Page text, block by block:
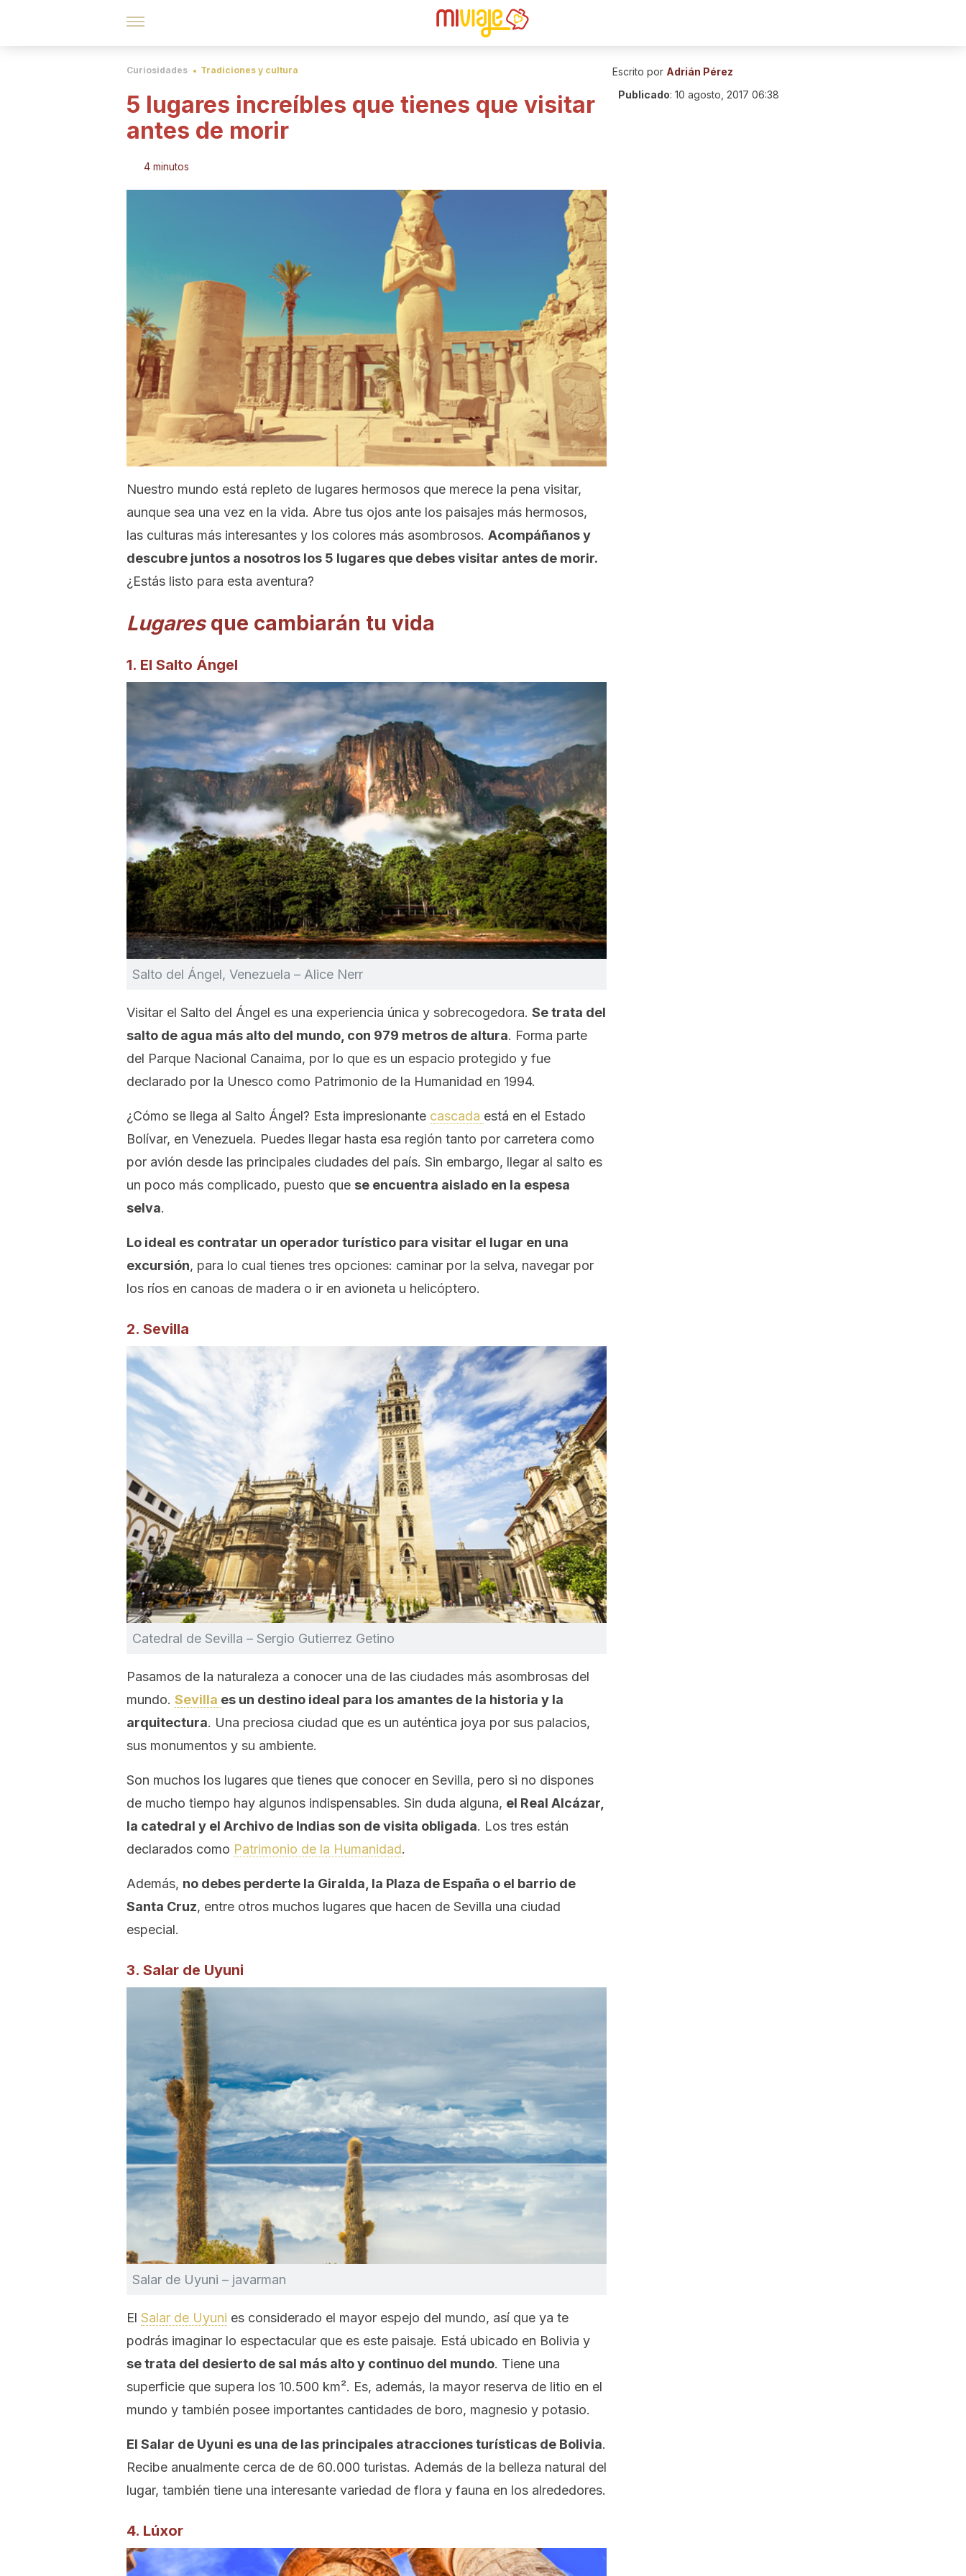
Curiosidades Tradiciones y cultura
5 lugares increíbles que tienes que visitar
antes de morir
4 minutos
Nuestro mundo está repleto de lugares hermosos que merece la pena visitar,
aunque sea una vez en la vida. Abre tus ojos ante los paisajes más hermosos,
las culturas más interesantes y los colores más asombrosos. Acompáñanos y
descubre juntos a nosotros los 5 lugares que debes visitar antes de morir.
¿Estás listo para esta aventura?
Lugaresque cambiarán tu vida
1. El Salto Ángel
Salto del Ángel, Venezuela – Alice Nerr
Visitar el Salto del Ángel es una experiencia única y sobrecogedora. Se trata del
salto de agua más alto del mundo, con 979 metros de altura. Forma parte
del Parque Nacional Canaima, por lo que es un espacio protegido y fue
declarado por la Unesco como Patrimonio de la Humanidad en 1994.
¿Cómo se llega al Salto Ángel? Esta impresionante cascada está en el Estado
Bolívar, en Venezuela. Puedes llegar hasta esa región tanto por carretera como
por avión desde las principales ciudades del país. Sin embargo, llegar al salto es
un poco más complicado, puesto que se encuentra aislado en la espesa
selva.
Lo ideal es contratar un operador turístico para visitar el lugar en una
excursión, para lo cual tienes tres opciones: caminar por la selva, navegar por
los ríos en canoas de madera o ir en avioneta u helicóptero.
2. Sevilla
Catedral de Sevilla – Sergio Gutierrez Getino
Pasamos de la naturaleza a conocer una de las ciudades más asombrosas del
mundo. Sevilla es un destino ideal para los amantes de la historia y la
arquitectura. Una preciosa ciudad que es un auténtica joya por sus palacios,
sus monumentos y su ambiente.
Son muchos los lugares que tienes que conocer en Sevilla, pero si no dispones
de mucho tiempo hay algunos indispensables. Sin duda alguna, el Real Alcázar,
la catedral y el Archivo de Indias son de visita obligada. Los tres están
declarados como Patrimonio de la Humanidad.
Además, no debes perderte la Giralda, la Plaza de España o el barrio de
Santa Cruz, entre otros muchos lugares que hacen de Sevilla una ciudad
especial.
3. Salar de Uyuni
Salar de Uyuni – javarman
El Salar de Uyuni es considerado el mayor espejo del mundo, así que ya te
podrás imaginar lo espectacular que es este paisaje. Está ubicado en Bolivia y
se trata del desierto de sal más alto y continuo del mundo. Tiene una
superficie que supera los 10.500 km². Es, además, la mayor reserva de litio en el
mundo y también posee importantes cantidades de boro, magnesio y potasio.
El Salar de Uyuni es una de las principales atracciones turísticas de Bolivia.
Recibe anualmente cerca de de 60.000 turistas. Además de la belleza natural del
lugar, también tiene una interesante variedad de flora y fauna en los alrededores.
4. Lúxor
Escrito por Adrián Pérez
Publicado: 10 agosto, 2017 06:38